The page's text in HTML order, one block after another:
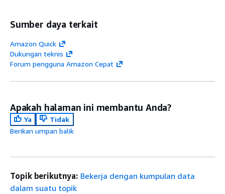
Sumber daya terkait
Amazon Quick
Dukungan teknis
Forum pengguna Amazon Cepat
Apakah halaman ini membantu Anda?
Ya
Tidak
Berikan umpan balik
Topik berikutnya: Bekerja dengan kumpulan data
dalam suatu topik